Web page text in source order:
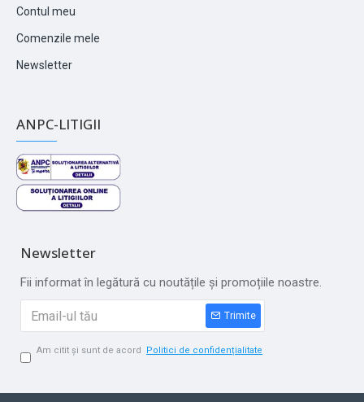
Contul meu
Comenzile mele
Newsletter
ANPC-LITIGII
Newsletter
Fii informat în legătură cu noutățile și promoțiile noastre.
Trimite
Am citit și sunt de acord Politici de confidențialitate